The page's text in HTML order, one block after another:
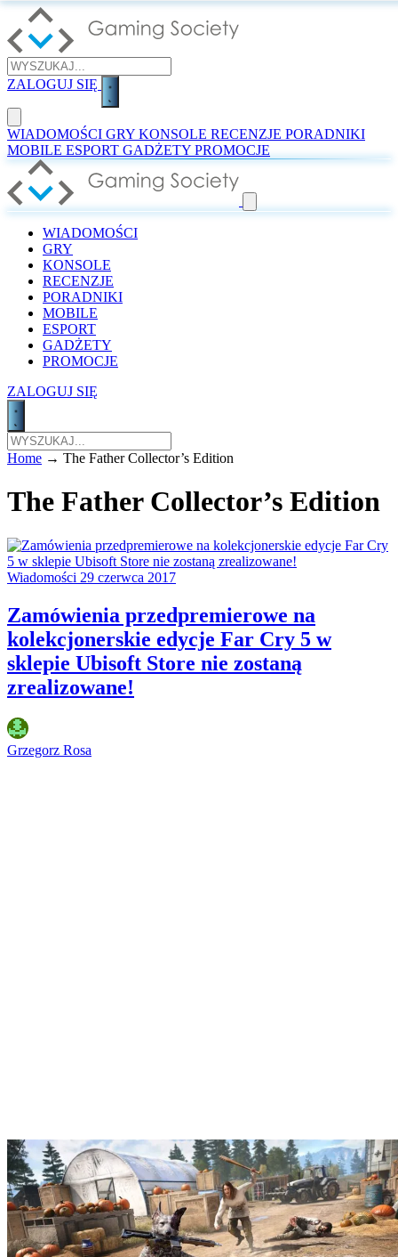
ZALOGUJ SIĘ
WIADOMOŚCI GRY KONSOLE RECENZJE PORADNIKI
MOBILE ESPORT GADŻETY PROMOCJE
WIADOMOŚCI
GRY
KONSOLE
RECENZJE
PORADNIKI
MOBILE
ESPORT
GADŻETY
PROMOCJE
ZALOGUJ SIĘ
Home → The Father Collector’s Edition
The Father Collector’s Edition
Wiadomości 29 czerwca 2017
Zamówienia przedpremierowe na
kolekcjonerskie edycje Far Cry 5 w
sklepie Ubisoft Store nie zostaną
zrealizowane!
Grzegorz Rosa